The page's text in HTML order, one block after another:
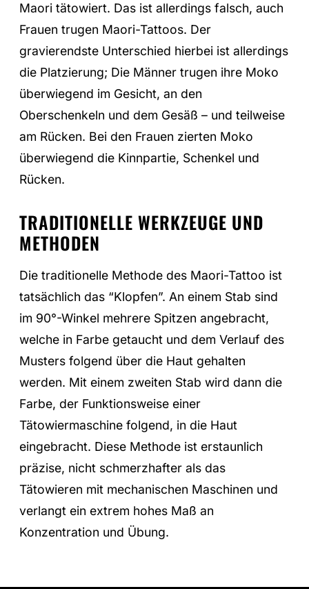
Maori tätowiert. Das ist allerdings falsch, auch
Frauen trugen Maori-Tattoos. Der
gravierendste Unterschied hierbei ist allerdings
die Platzierung; Die Männer trugen ihre Moko
überwiegend im Gesicht, an den
Oberschenkeln und dem Gesäß – und teilweise
am Rücken. Bei den Frauen zierten Moko
überwiegend die Kinnpartie, Schenkel und
Rücken.
TRADITIONELLE WERKZEUGE UND
METHODEN
Die traditionelle Methode des Maori-Tattoo ist
tatsächlich das “Klopfen”. An einem Stab sind
im 90°-Winkel mehrere Spitzen angebracht,
welche in Farbe getaucht und dem Verlauf des
Musters folgend über die Haut gehalten
werden. Mit einem zweiten Stab wird dann die
Farbe, der Funktionsweise einer
Tätowiermaschine folgend, in die Haut
eingebracht. Diese Methode ist erstaunlich
präzise, nicht schmerzhafter als das
Tätowieren mit mechanischen Maschinen und
verlangt ein extrem hohes Maß an
Konzentration und Übung.